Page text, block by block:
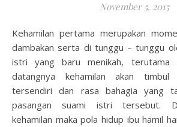
November 5, 2015
Kehamilan pertama merupakan moment yang sangat di
dambakan serta di tunggu – tunggu
istri yang baru menikah, terutama
datangnya kehamilan akan timbul
tersendiri dan rasa bahagia yang
pasangan suami istri tersebut.
kehamilan maka pola hidup ibu hamil